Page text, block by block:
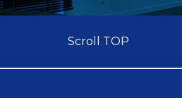
Scroll TOP